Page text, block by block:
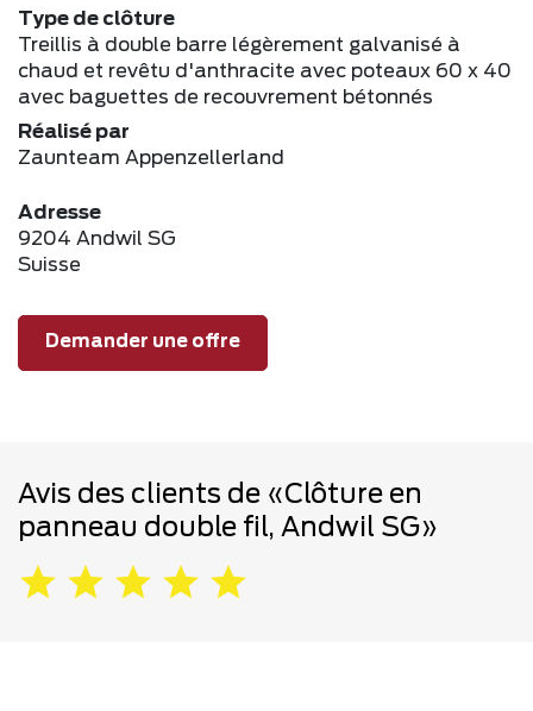
Type de clôture
Treillis à double barre légèrement galvanisé à
chaud et revêtu d'anthracite avec poteaux 60 x 40
avec baguettes de recouvrement bétonnés
Réalisé par
Zaunteam Appenzellerland
Adresse
9204 Andwil SG
Suisse
Demander une offre
Avis des clients de «Clôture en
panneau double fil, Andwil SG»